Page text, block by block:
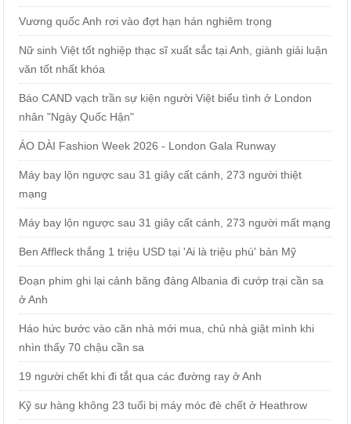
Vương quốc Anh rơi vào đợt hạn hán nghiêm trọng
Nữ sinh Việt tốt nghiệp thạc sĩ xuất sắc tại Anh, giành giải luận
văn tốt nhất khóa
Báo CAND vạch trần sự kiện người Việt biểu tình ở London
nhân "Ngày Quốc Hận"
ÁO DÀI Fashion Week 2026 - London Gala Runway
Máy bay lộn ngược sau 31 giây cất cánh, 273 người thiệt
mạng
Máy bay lộn ngược sau 31 giây cất cánh, 273 người mất mạng
Ben Affleck thắng 1 triệu USD tại 'Ai là triệu phú' bản Mỹ
Đoạn phim ghi lại cảnh băng đảng Albania đi cướp trại cần sa
ở Anh
Háo hức bước vào căn nhà mới mua, chủ nhà giật mình khi
nhìn thấy 70 chậu cần sa
19 người chết khi đi tắt qua các đường ray ở Anh
Kỹ sư hàng không 23 tuổi bị máy móc đè chết ở Heathrow